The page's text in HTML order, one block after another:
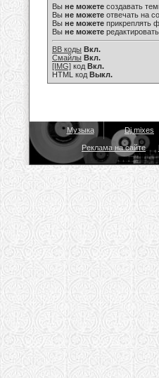
Вы не можете создавать
Вы не можете отвечать на
Вы не можете прикреплять
Вы не можете
BB коды Вкл.
Смайлы Вкл.
[IMG] код Вкл.
HTML код Выкл.
Музыка Dj mixes
Реклама на сайте